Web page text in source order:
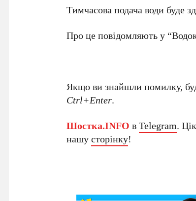
Тимчасова подача води буде
Про це повідомляють у
Якщо ви знайшли помилку,
Ctrl+Enter.
Шостка.INFO вTelegram.
нашусторінку!